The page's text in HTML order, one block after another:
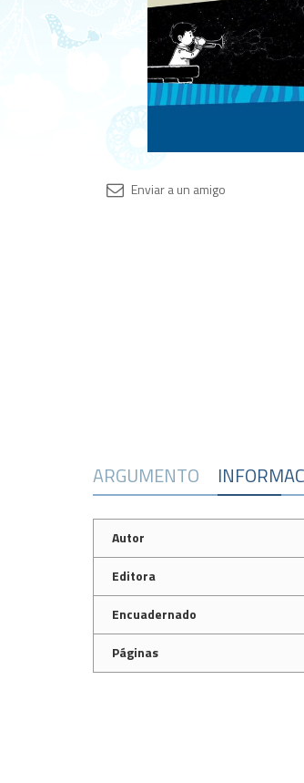
ARGUMENTO
Autor
Editora
Encuadernado
Páginas